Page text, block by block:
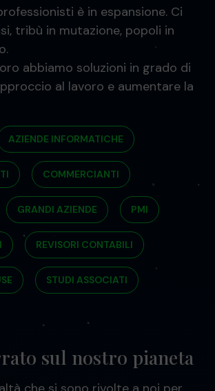
AZIENDE INFORMATICHE
COMMERCIANTI
GRANDI AZIENDE PMI
REVISORI CONTABILI
STUDI ASSOCIATI
è in espansione. Ci
tribù in mutazione, popoli in
abbiamo soluzioni in grado di
al lavoro e aumentare la
sul nostro pianeta